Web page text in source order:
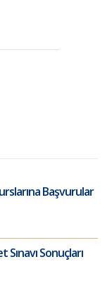
Başvurular
Sonuçları